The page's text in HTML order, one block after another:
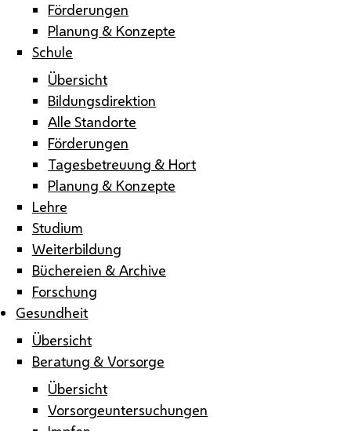
Förderungen
Planung & Konzepte
Schule
Übersicht
Bildungsdirektion
Alle Standorte
Förderungen
Tagesbetreuung & Hort
Planung & Konzepte
Lehre
Studium
Weiterbildung
Büchereien & Archive
Forschung
Gesundheit
Übersicht
Beratung & Vorsorge
Übersicht
Vorsorgeuntersuchungen